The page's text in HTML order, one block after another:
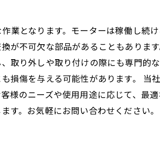
業となります。モーターは稼働し続
が不可欠な部品があることもありま
取り外しや取り付けの際にも専門的
損傷を与える可能性があります。 当
様のニーズや使用用途に応じて、最
す。お気軽にお問い合わせください。